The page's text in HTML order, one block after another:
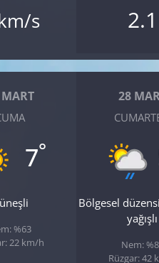
s 2.1
7°
%63
22 km/h
28
Bölgesel
yağışlı
Nem:
Rüzgar: 42